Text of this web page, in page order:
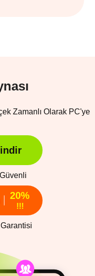
Zamanlı Olarak PC'ye
20%
!!!